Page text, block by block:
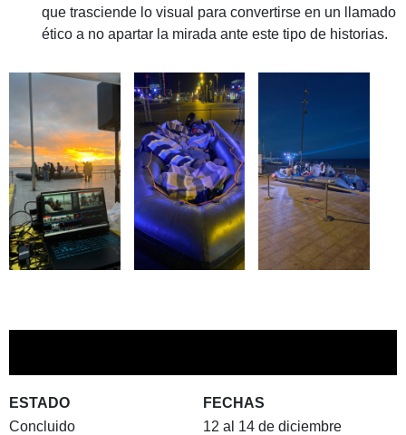
que trasciende lo visual para convertirse en un llamado
ético a no apartar la mirada ante este tipo de historias.
ESTADO
Concluido
FECHAS
12 al 14 de diciembre